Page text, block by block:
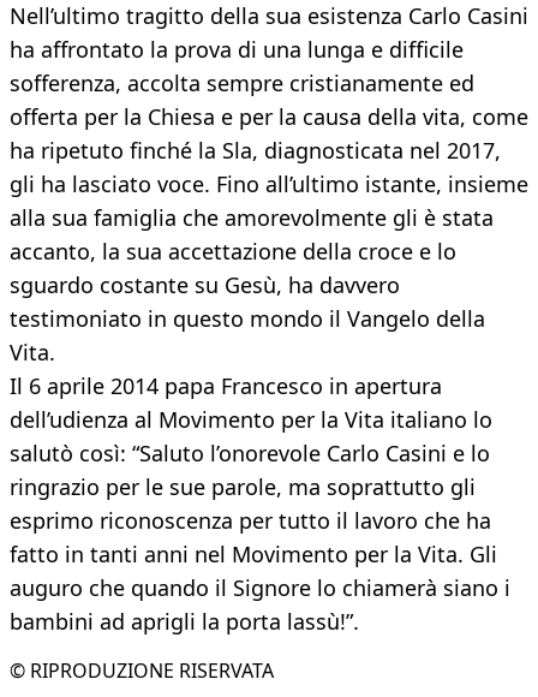
Nell’ultimo tragitto della sua esistenza Carlo Casini
ha affrontato la prova di una lunga e difficile
sofferenza, accolta sempre cristianamente ed
offerta per la Chiesa e per la causa della vita, come
ha ripetuto finché la Sla, diagnosticata nel 2017,
gli ha lasciato voce. Fino all’ultimo istante, insieme
alla sua famiglia che amorevolmente gli è stata
accanto, la sua accettazione della croce e lo
sguardo costante su Gesù, ha davvero
testimoniato in questo mondo il Vangelo della
Vita.
Il 6 aprile 2014 papa Francesco in apertura
dell’udienza al Movimento per la Vita italiano lo
salutò così: “Saluto l’onorevole Carlo Casini e lo
ringrazio per le sue parole, ma soprattutto gli
esprimo riconoscenza per tutto il lavoro che ha
fatto in tanti anni nel Movimento per la Vita. Gli
auguro che quando il Signore lo chiamerà siano i
bambini ad aprigli la porta lassù!”.
© RIPRODUZIONE RISERVATA